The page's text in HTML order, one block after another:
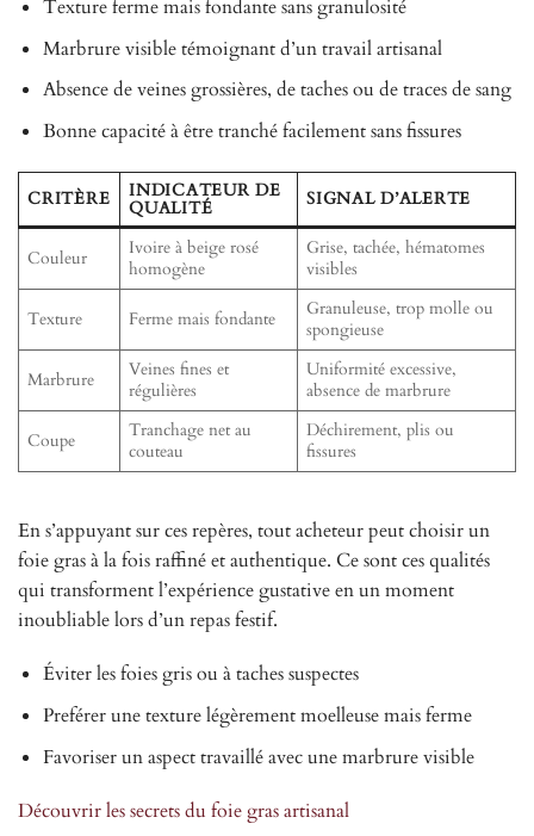
Texture ferme mais fondante sans granulosité
Marbrure visible témoignant d’un travail artisanal
Absence de veines grossières, de taches ou de traces de sang
Bonne capacité à être tranché facilement sans fissures
CRITÈRE INDICATEUR DE
QUALITÉ SIGNAL D’ALERTE
Couleur
Ivoire à beige rosé
homogène
Grise, tachée, hématomes
visibles
Texture Ferme mais fondante
Granuleuse, trop molle ou
spongieuse
Marbrure
Veines fines et
régulières
Uniformité excessive,
absence de marbrure
Coupe
Tranchage net au
couteau
Déchirement, plis ou
fissures
En s’appuyant sur ces repères, tout acheteur peut choisir un
foie gras à la fois raffiné et authentique. Ce sont ces qualités
qui transforment l’expérience gustative en un moment
inoubliable lors d’un repas festif.
Éviter les foies gris ou à taches suspectes
Preférer une texture légèrement moelleuse mais ferme
Favoriser un aspect travaillé avec une marbrure visible
Découvrir les secrets du foie gras artisanal